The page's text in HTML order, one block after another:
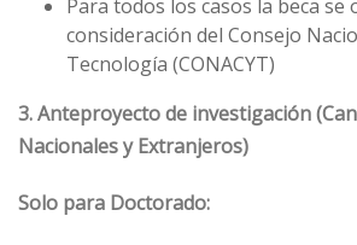
Para todos los casos la beca se
consideración del Consejo
Tecnología (CONACYT)
3. Anteproyecto de investigación
Nacionales y Extranjeros)
Solo para Doctorado: